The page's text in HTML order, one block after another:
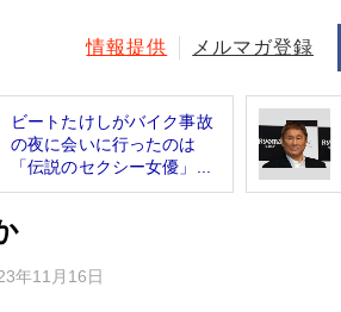
情報提供 メルマガ登録
ビートたけしがバイク事故
の夜に会いに行ったのは
「伝説のセクシー女優」...
年11月16日